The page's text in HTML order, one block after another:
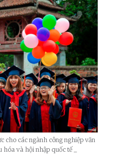
cho các ngành công nghiệp văn
và hội nhập quốc tế _